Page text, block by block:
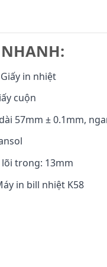
in nhiệt
cuộn
57mm ± 0.1mm,
trong: 13mm
in bill nhiệt K58